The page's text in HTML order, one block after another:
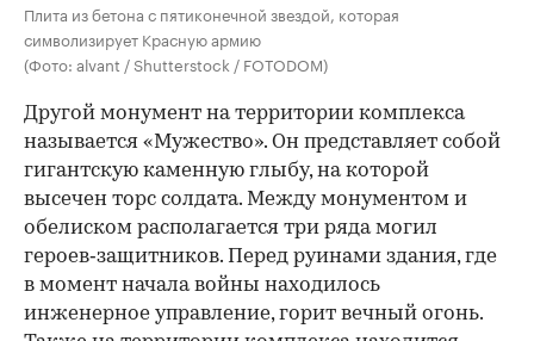
Плита из бетона с пятиконечной звездой, которая
символизирует Красную армию
(Фото: alvant / Shutterstock / FOTODOM)
Другой монумент на территории комплекса
называется «Мужество». Он представляет собой
гигантскую каменную глыбу, на которой
высечен торс солдата. Между монументом и
обелиском располагается три ряда могил
героев‑защитников. Перед руинами здания, где
в момент начала войны находилось
инженерное управление, горит вечный огонь.